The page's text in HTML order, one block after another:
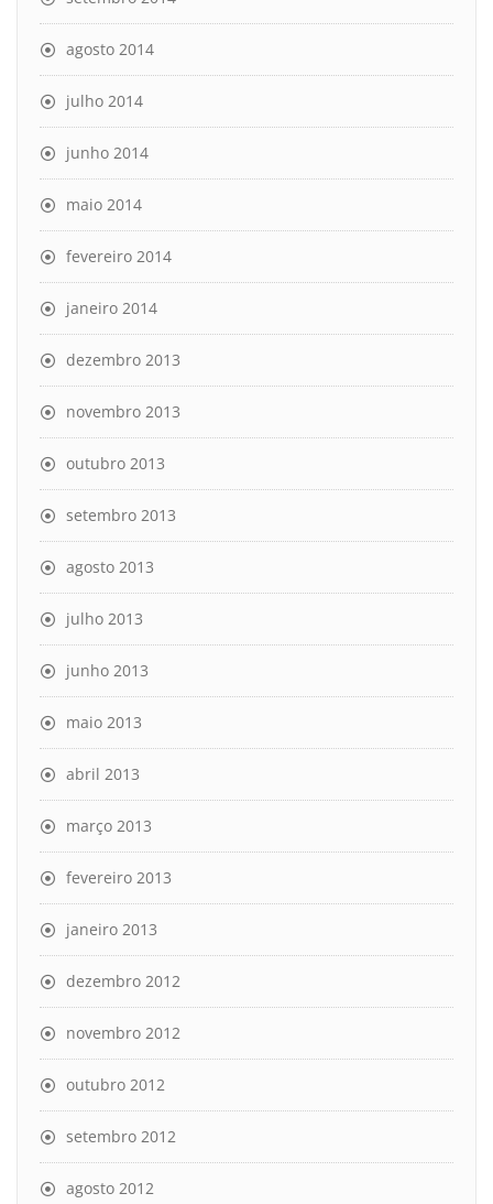
agosto 2014
julho 2014
junho 2014
maio 2014
fevereiro 2014
janeiro 2014
dezembro 2013
novembro 2013
outubro 2013
setembro 2013
agosto 2013
julho 2013
junho 2013
maio 2013
abril 2013
março 2013
fevereiro 2013
janeiro 2013
dezembro 2012
novembro 2012
outubro 2012
setembro 2012
agosto 2012